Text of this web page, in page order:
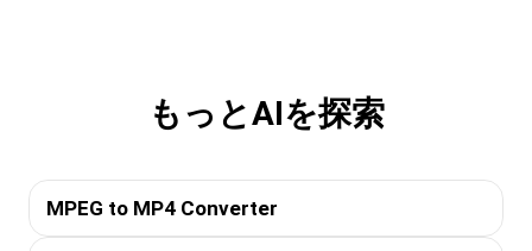
もっとAIを探索
MPEG to MP4 Converter